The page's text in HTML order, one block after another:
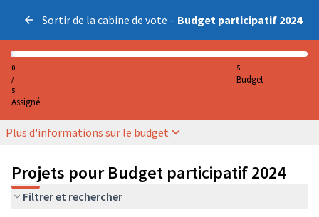
Sortir de la cabine de vote - Budget participatif 2024
0
/
5
Assigné
5
Budget
Plus d'informations sur le budget
Projets pour Budget participatif 2024
Filtrer et rechercher